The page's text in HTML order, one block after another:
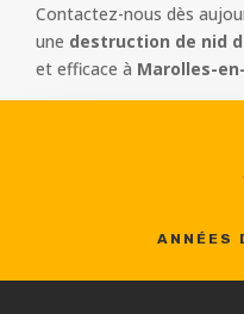
Contactez-nous dès
une destruction de nid
et efficace à Marolles-en-
ANNÉES